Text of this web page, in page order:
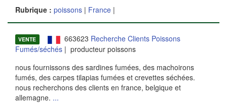
Rubrique : poissons | France |
VENTE 663623 Recherche Clients Poissons
Fumés/séchés | producteur poissons
nous fournissons des sardines fumées, des machoirons
fumés, des carpes tilapias fumées et crevettes séchées.
nous recherchons des clients en france, belgique et
allemagne. ...